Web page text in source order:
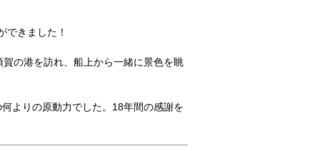
できました！
の港を訪れ、船上から一緒に景色を眺
よりの原動力でした。18年間の感謝を